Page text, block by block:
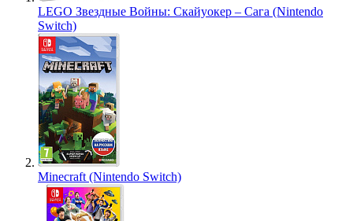
LEGO Звездные Войны: Скайуокер – Сага (Nintendo
Switch)
Minecraft (Nintendo Switch)